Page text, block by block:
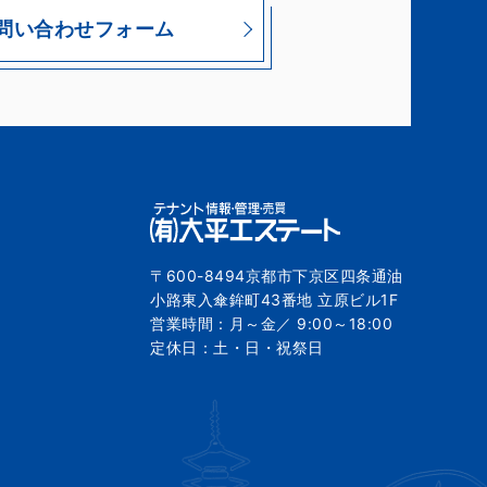
い合わせフォーム
〒600-8494京都市下京区四条通油
小路東入傘鉾町43番地 立原ビル1F
営業時間：月～金／ 9:00～18:00
定休日：土・日・祝祭日